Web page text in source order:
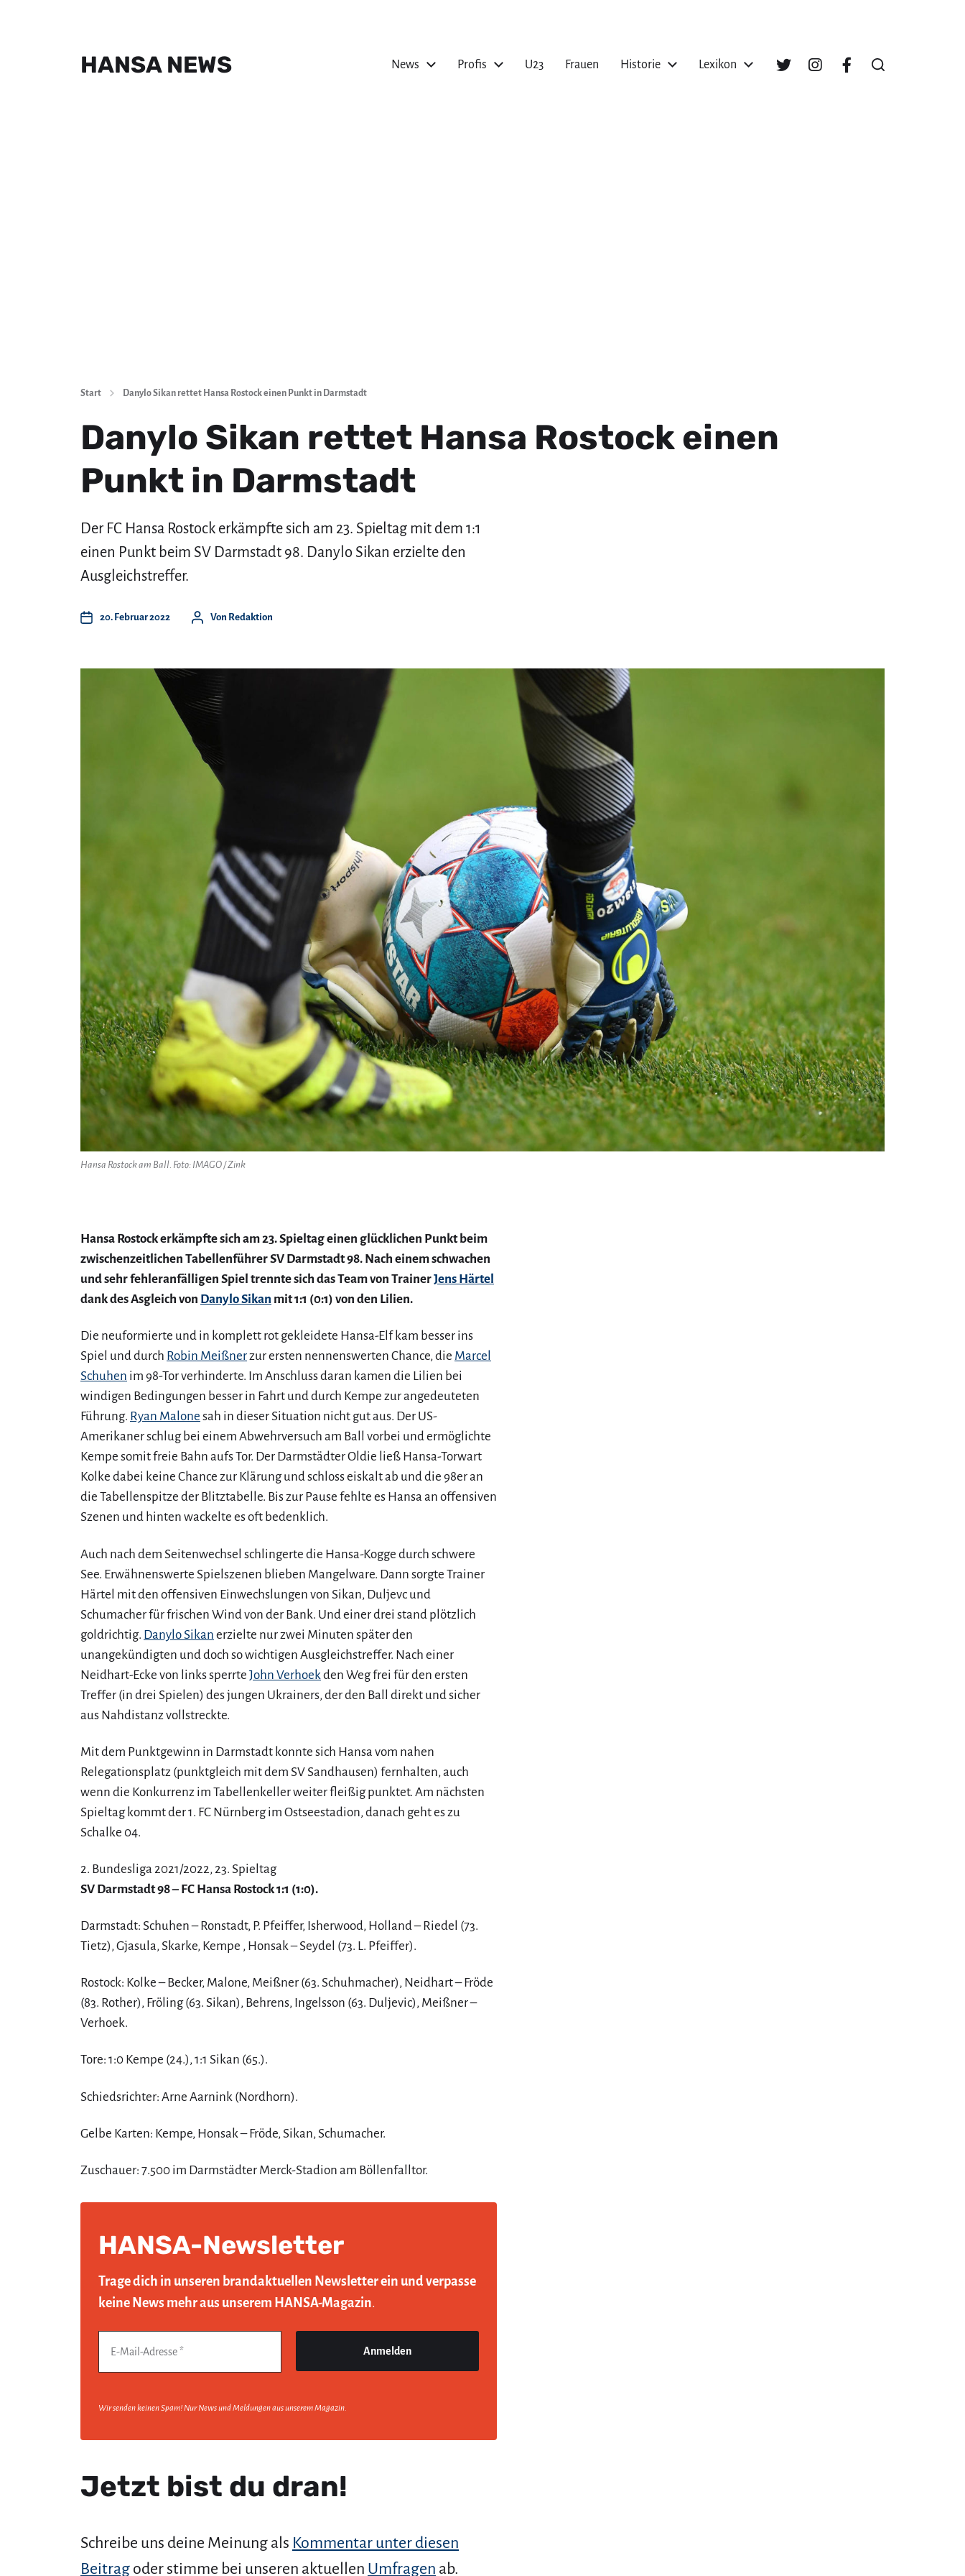
HANSA NEWS News Profis U23 Frauen Historie Lexikon
Start Danylo Sikan rettet Hansa Rostock einen Punkt in Darmstadt
Danylo Sikan rettet Hansa Rostock einen
Punkt in Darmstadt
Der FC Hansa Rostock erkämpfte sich am 23. Spieltag mit dem 1:1
einen Punkt beim SV Darmstadt 98. Danylo Sikan erzielte den
Ausgleichstreffer.
20. Februar 2022 Von Redaktion
Hansa Rostock am Ball. Foto: IMAGO / Zink
Hansa Rostock erkämpfte sich am 23. Spieltag einen glücklichen Punkt beim
zwischenzeitlichen Tabellenführer SV Darmstadt 98. Nach einem schwachen
und sehr fehleranfälligen Spiel trennte sich das Team von TrainerJens Härtel
dank des Asgleich von Danylo Sikan mit 1:1 (0:1) von den Lilien.
Die neuformierte und in komplett rot gekleidete Hansa-Elf kam besser ins
Spiel und durch Robin Meißnerzur ersten nennenswerten Chance, die Marcel
Schuhen im 98-Tor verhinderte. Im Anschluss daran kamen die Lilien bei
windigen Bedingungen besser in Fahrt und durch Kempe zur angedeuteten
Führung. Ryan Malone sah in dieser Situation nicht gut aus. Der US-
Amerikaner schlug bei einem Abwehrversuch am Ball vorbei und ermöglichte
Kempe somit freie Bahn aufs Tor. Der Darmstädter Oldie ließ Hansa-Torwart
Kolke dabei keine Chance zur Klärung und schloss eiskalt ab und die 98er an
die Tabellenspitze der Blitztabelle. Bis zur Pause fehlte es Hansa an offensiven
Szenen und hinten wackelte es oft bedenklich.
Auch nach dem Seitenwechsel schlingerte die Hansa-Kogge durch schwere
See. Erwähnenswerte Spielszenen blieben Mangelware. Dann sorgte Trainer
Härtel mit den offensiven Einwechslungen von Sikan, Duljevc und
Schumacher für frischen Wind von der Bank. Und einer drei stand plötzlich
goldrichtig. Danylo Sikan erzielte nur zwei Minuten später den
unangekündigten und doch so wichtigen Ausgleichstreffer. Nach einer
Neidhart-Ecke von links sperrte John Verhoek den Weg frei für den ersten
Treffer (in drei Spielen) des jungen Ukrainers, der den Ball direkt und sicher
aus Nahdistanz vollstreckte.
Mit dem Punktgewinn in Darmstadt konnte sich Hansa vom nahen
Relegationsplatz (punktgleich mit dem SV Sandhausen) fernhalten, auch
wenn die Konkurrenz im Tabellenkeller weiter fleißig punktet. Am nächsten
Spieltag kommt der 1. FC Nürnberg im Ostseestadion, danach geht es zu
Schalke 04.
2. Bundesliga 2021/2022, 23. Spieltag
SV Darmstadt 98 – FC Hansa Rostock 1:1 (1:0).
Darmstadt: Schuhen – Ronstadt, P. Pfeiffer, Isherwood, Holland – Riedel (73.
Tietz), Gjasula, Skarke, Kempe , Honsak – Seydel (73. L. Pfeiffer).
Rostock: Kolke – Becker, Malone, Meißner (63. Schuhmacher), Neidhart – Fröde
(83. Rother), Fröling (63. Sikan), Behrens, Ingelsson (63. Duljevic), Meißner –
Verhoek.
Tore: 1:0 Kempe (24.), 1:1 Sikan (65.).
Schiedsrichter: Arne Aarnink (Nordhorn).
Gelbe Karten: Kempe, Honsak – Fröde, Sikan, Schumacher.
Zuschauer: 7.500 im Darmstädter Merck-Stadion am Böllenfalltor.
HANSA-Newsletter
Trage dich in unseren brandaktuellen Newsletter ein und verpasse
keine News mehr aus unserem HANSA-Magazin.
Wir senden keinen Spam! Nur News und Meldungen aus unserem Magazin.
Jetzt bist du dran!
Schreibe uns deine Meinung als Kommentar unter diesen
Beitrag oder stimme bei unseren aktuellen Umfragen ab.